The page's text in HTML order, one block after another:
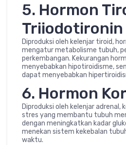
5. Hormon
Triiodotironin
Diproduksi oleh kelenjar tiroid,
mengatur metabolisme tubuh,
perkembangan. Kekurangan
menyebabkan hipotiroidisme,
dapat menyebabkan
6. Hormon
Diproduksi oleh kelenjar adrenal,
stres yang membantu tubuh
dengan meningkatkan kadar
menekan sistem kekebalan
waktu.